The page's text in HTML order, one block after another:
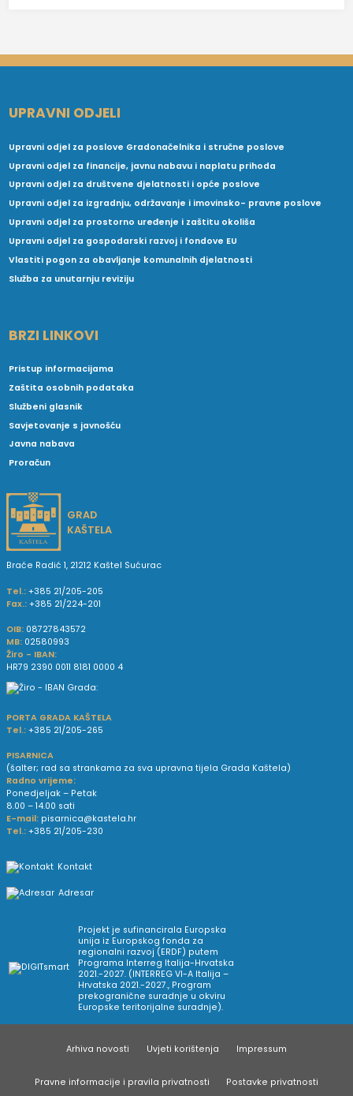
UPRAVNI ODJELI
Upravni odjel za poslove Gradonačelnika i stručne poslove
Upravni odjel za financije, javnu nabavu i naplatu prihoda
Upravni odjel za društvene djelatnosti i opće poslove
Upravni odjel za izgradnju, održavanje i imovinsko- pravne poslove
Upravni odjel za prostorno uređenje i zaštitu okoliša
Upravni odjel za gospodarski razvoj i fondove EU
Vlastiti pogon za obavljanje komunalnih djelatnosti
Služba za unutarnju reviziju
BRZI LINKOVI
Pristup informacijama
Zaštita osobnih podataka
Službeni glasnik
Savjetovanje s javnošću
Javna nabava
Proračun
GRAD
KAŠTELA
Braće Radić 1, 21212 Kaštel Sućurac
Tel.: +385 21/205-205
Fax.: +385 21/224-201
OIB: 08727843572
MB: 02580993
Žiro - IBAN:
HR79 2390 0011 8181 0000 4
PORTA GRADA KAŠTELA
Tel.: +385 21/205-265
PISARNICA
(šalter; rad sa strankama za sva upravna tijela Grada Kaštela)
Radno vrijeme:
Ponedjeljak – Petak
8.00 – 14.00 sati
E-mail: pisarnica@kastela.hr
Tel.: +385 21/205-230
Kontakt
Adresar
Projekt je sufinancirala Europska
unija iz Europskog fonda za
regionalni razvoj (ERDF) putem
Programa Interreg Italija-Hrvatska
2021.-2027. (INTERREG VI-A Italija –
Hrvatska 2021.-2027., Program
prekogranične suradnje u okviru
Europske teritorijalne suradnje).
Arhiva novosti Uvjeti korištenja Impressum
Pravne informacije i pravila privatnosti Postavke privatnosti